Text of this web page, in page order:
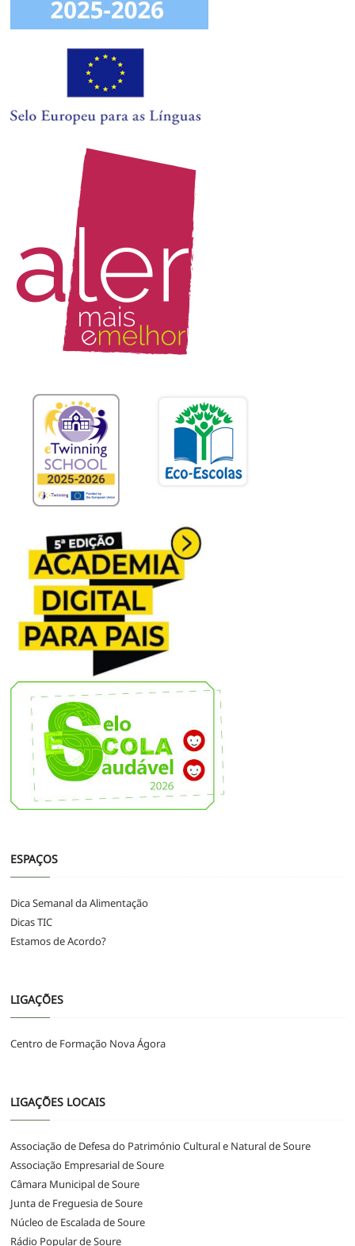
ESPAÇOS
Dica Semanal da Alimentação
Dicas TIC
Estamos de Acordo?
LIGAÇÕES
Centro de Formação Nova Ágora
LIGAÇÕES LOCAIS
Associação de Defesa do Património Cultural e Natural de Soure
Associação Empresarial de Soure
Câmara Municipal de Soure
Junta de Freguesia de Soure
Núcleo de Escalada de Soure
Rádio Popular de Soure